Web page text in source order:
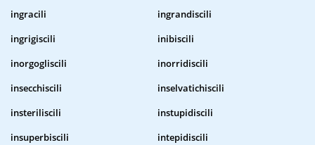
ingracili
ingrandiscili
ingrigiscili
inibiscili
inorgogliscili
inorridiscili
insecchiscili
inselvatichiscili
insteriliscili
instupidiscili
insuperbiscili
intepidiscili